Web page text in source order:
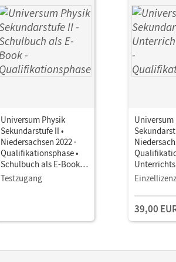
Universum Physik
Sekundarstufe II •
Niedersachsen 2022 ·
Qualifikationsphase •
Schulbuch als E-Book
Mit Medien
Testzugang
Universum
Book mit
und
Einzellizenz
39,00